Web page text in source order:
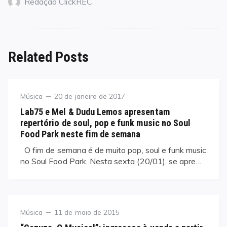
Related Posts
Category
Música
Posted
20 de janeiro de 2017
Lab75 e Mel & Dudu Lemos apresentam
repertório de soul, pop e funk music no Soul
Food Park neste fim de semana
O fim de semana é de muito pop, soul e funk music
no Soul Food Park. Nesta sexta (20/01), se apre…
Category
Música
Posted
11 de maio de 2015